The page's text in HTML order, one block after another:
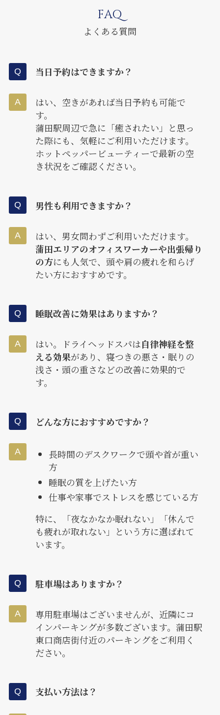
FAQ
よくある質問
当日予約はできますか？
はい、空きがあれば当日予約も可能で
す。
蒲田駅周辺で急に「癒されたい」と思っ
た際にも、気軽にご利用いただけます。
ホットペッパービューティーで最新の空
き状況をご確認ください。
男性も利用できますか？
はい、男女問わずご利用いただけます。
蒲田エリアのオフィスワーカーや出張帰り
の方にも人気で、頭や肩の疲れを和らげ
たい方におすすめです。
睡眠改善に効果はありますか？
はい。ドライヘッドスパは自律神経を整
える効果があり、寝つきの悪さ・眠りの
浅さ・頭の重さなどの改善に効果的で
す。
どんな方におすすめですか？
長時間のデスクワークで頭や首が重い
方
睡眠の質を上げたい方
仕事や家事でストレスを感じている方
特に、「夜なかなか眠れない」「休んで
も疲れが取れない」という方に選ばれて
います。
駐車場はありますか？
専用駐車場はございませんが、近隣にコ
インパーキングが多数ございます。蒲田駅
東口商店街付近のパーキングをご利用く
ださい。
支払い方法は？